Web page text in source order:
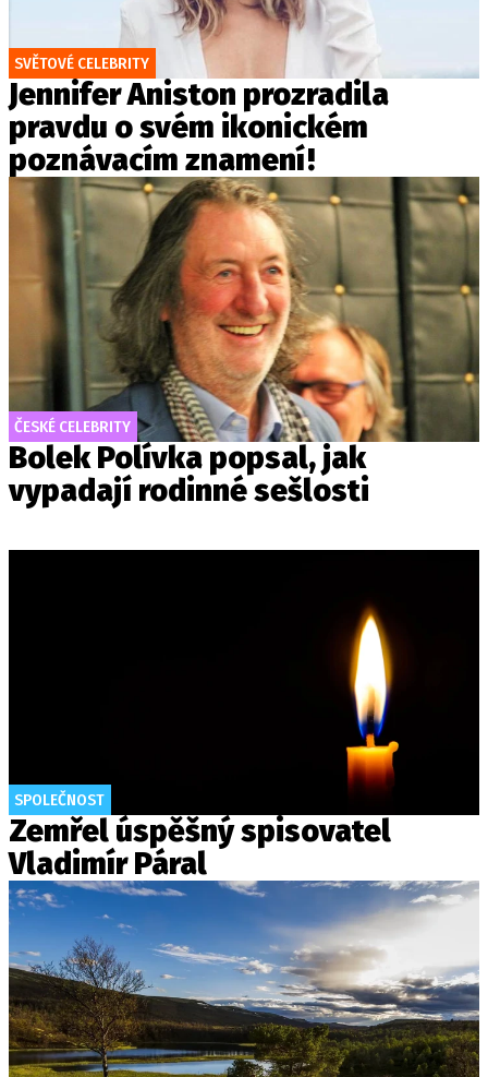
SVĚTOVÉ CELEBRITY
Jennifer Aniston prozradila
pravdu o svém ikonickém
poznávacím znamení!
ČESKÉ CELEBRITY
Bolek Polívka popsal, jak
vypadají rodinné sešlosti
SPOLEČNOST
Zemřel úspěšný spisovatel
Vladimír Páral